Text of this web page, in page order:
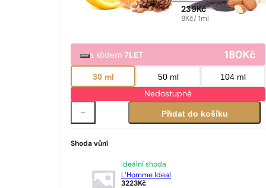
239Kč
8Kč/ 1ml
s kódem7LET 180Kč
30 ml 50 ml 104 ml
Nedostupné
Přidat do košíku
Shoda vůní
Ideální shoda
L’Homme Ideal
3223Kč